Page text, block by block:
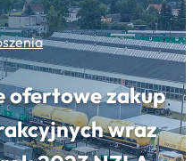
ofertowe zakup
wraz